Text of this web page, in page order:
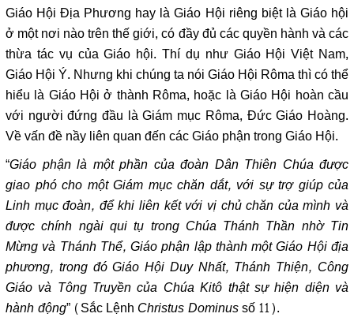
Giáo Hội Địa Phương hay là Giáo Hội riêng biệt là Giáo hội
ở một nơi nào trên thế giới, có đầy đủ các quyền hành và các
thừa tác vụ của Giáo hội. Thí dụ như Giáo Hội Việt Nam,
Giáo Hội Ý. Nhưng khi chúng ta nói Giáo Hội Rôma thì có thể
hiểu là Giáo Hội ở thành Rôma, hoặc là Giáo Hội hoàn cầu
với người đứng đầu là Giám mục Rôma, Đức Giáo Hoàng.
Về vấn đề nầy liên quan đến các Giáo phận trong Giáo Hội.
“Giáo phận là một phần của đoàn Dân Thiên Chúa được
giao phó cho một Giám mục chăn dắt, với sự trợ giúp của
Linh mục đoàn, để khi liên kết với vị chủ chăn của mình và
được chính ngài qui tụ trong Chúa Thánh Thần nhờ Tin
Mừng và Thánh Thể, Giáo phận lập thành một Giáo Hội địa
phương, trong đó Giáo Hội Duy Nhất, Thánh Thiện, Công
Giáo và Tông Truyền của Chúa Kitô thật sự hiện diện và
hành động” (Sắc Lệnh Christus Dominussố 11).